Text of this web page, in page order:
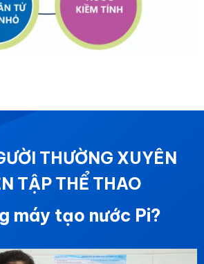
THƯỜNG XUYÊN
TẬP THỂ THAO
máy tạo nước Pi?